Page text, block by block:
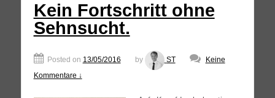
Kein Fortschritt ohne
Sehnsucht.
Posted on 13/05/2016 by ST
Keine
Kommentare ↓